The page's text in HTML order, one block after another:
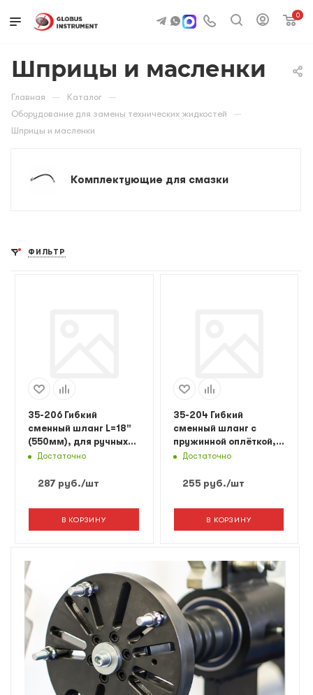
0
Шприцы и масленки
Главная — Каталог —
Оборудование для замены технических жидкостей —
Шприцы и масленки
Комплектующие для смазки
ФИЛЬТР
35-206 Гибкий
сменный шланг L=18"
(550мм), для ручных
плунжерных шприцов.
Достаточно
287 руб./шт
В КОРЗИНУ
35-204 Гибкий
сменный шланг с
пружинной оплёткой,
L=12"(300мм), для
шприцов.
Достаточно
255 руб./шт
В КОРЗИНУ